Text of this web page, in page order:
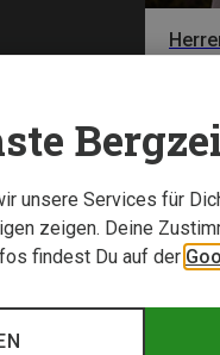
unsere Services für
zeigen. Deine
findest Du auf der